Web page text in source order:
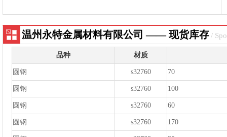
温州永特金属材料有限公司 —— 现货库存/
品种 材质
圆钢 s32760 70
圆钢 s32760 100
圆钢 s32760 60
圆钢 s32760 170